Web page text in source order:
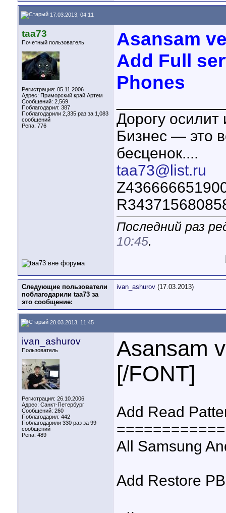
17.03.2013, 04:11
taa73
Почетный пользователь
Регистрация: 05.11.2006
Адрес: Приморский край Артем
Сообщений: 2,569
Поблагодарил: 387
Поблагодарили 2,335 раз за 1,083
сообщений
Репа: 776
Asansam
Add Full
Phones
Дорогу
Бизнес — это
бесценок....
taa73@list.ru
Последний раз
10:45.
Следующие пользователи
поблагодарили taa73 за
это сообщение:
ivan_ashurov (17.03.2013)
20.03.2013, 11:45
ivan_ashurov
Пользователь
Регистрация: 26.10.2006
Адрес: Санкт-Петербург
Сообщений: 260
Поблагодарил: 442
Поблагодарили 330 раз за 99
сообщений
Репа: 489
Asansam
[/FONT]
Add Read
All Samsung
Add Restore